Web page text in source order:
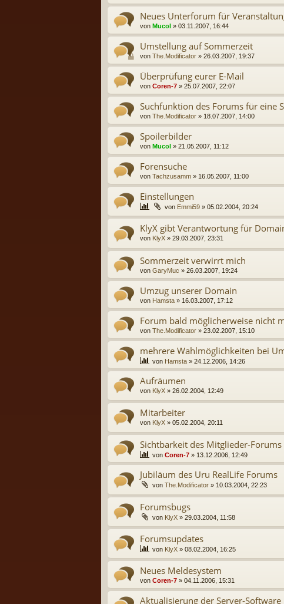
Neues Unterforum für
von Mucol » 03.11.2007, 16:44
Umstellung auf Sommerzeit
von The.Modificator » 26.03.2007, 19:37
Überprüfung eurer E-Mail
von Coren-7 » 25.07.2007, 22:07
Suchfunktion des Forums für eine
von The.Modificator » 18.07.2007, 14:00
Spoilerbilder
von Mucol » 21.05.2007, 11:12
Forensuche
von Tachzusamm » 16.05.2007, 11:00
Einstellungen
von Emmi59 » 05.02.2004, 20:24
KlyX gibt Verantwortung für
von KlyX » 29.03.2007, 23:31
Sommerzeit verwirrt mich
von GaryMuc » 26.03.2007, 19:24
Umzug unserer Domain
von Hamsta » 16.03.2007, 17:12
Forum bald möglicherweise nicht
von The.Modificator » 23.02.2007, 15:10
mehrere Wahlmöglichkeiten bei
von Hamsta » 24.12.2006, 14:26
Aufräumen
von KlyX » 26.02.2004, 12:49
Mitarbeiter
von KlyX » 05.02.2004, 20:11
Sichtbarkeit des Mitglieder-Forums
von Coren-7 » 13.12.2006, 12:49
Jubiläum des Uru RealLife Forums
von The.Modificator » 10.03.2004, 22:23
Forumsbugs
von KlyX » 29.03.2004, 11:58
Forumsupdates
von KlyX » 08.02.2004, 16:25
Neues Meldesystem
von Coren-7 » 04.11.2006, 15:31
Aktualisierung der Server-Software